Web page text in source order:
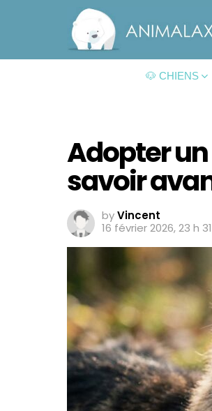
🐶 CHIENS
Adopter un
savoir
byVincent
16 février 2026, 23 h